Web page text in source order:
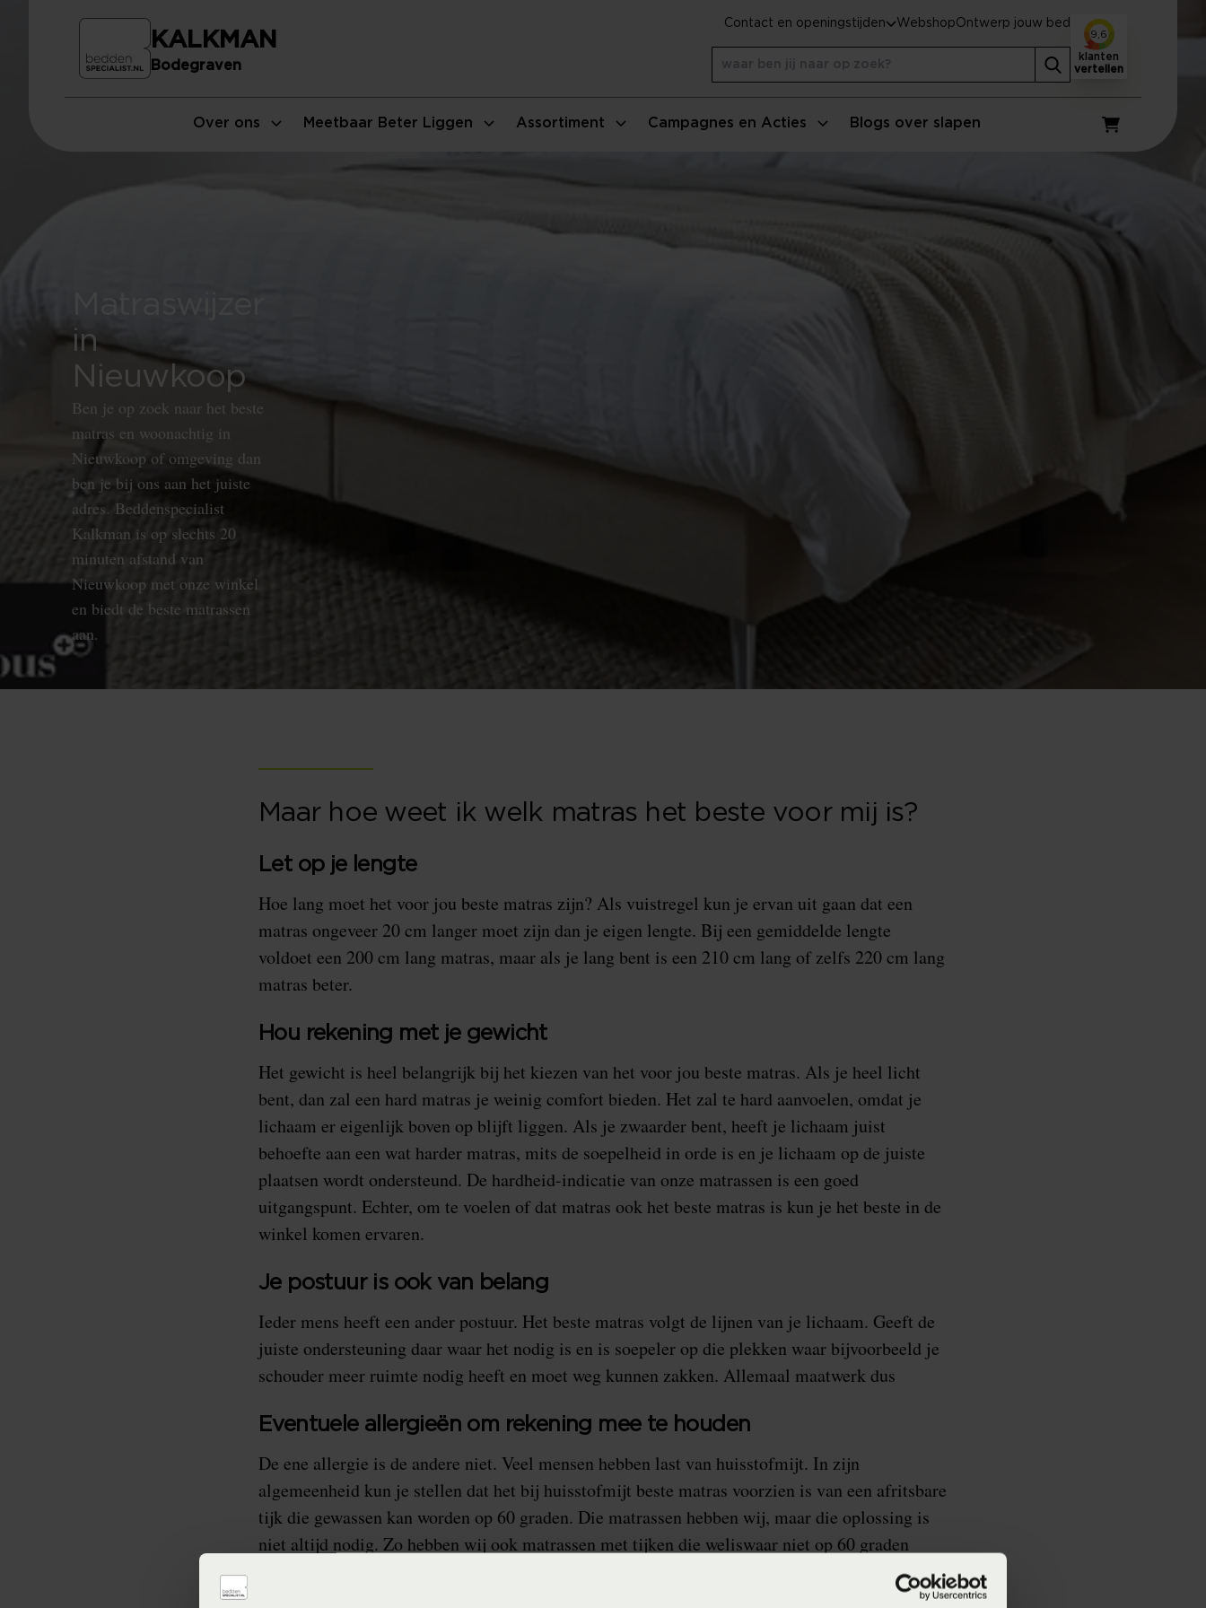
Over ons Meetbaar Beter Liggen Assortiment Campagnes en Acties Blogs over slapen
Winkelwagen
KALKMAN
Bodegraven
Contact en openingstijden WebshopOntwerp jouw bed
9,6
klanten
vertellen
in
Nieuwkoop
Ben je op zoek naar het beste
matras en woonachtig in
Nieuwkoop of omgeving dan
ben je bij ons aan het juiste
adres. Beddenspecialist
Kalkman is op slechts 20
minuten afstand van
Nieuwkoop met onze winkel
en biedt de beste matrassen
aan.
Maar hoe weet ik welk matras het beste voor mij is?
Let op je lengte
Hoe lang moet het voor jou beste matras zijn? Als vuistregel kun je ervan uit gaan dat een
matras ongeveer 20 cm langer moet zijn dan je eigen lengte. Bij een gemiddelde lengte
voldoet een 200 cm lang matras, maar als je lang bent is een 210 cm lang of zelfs 220 cm lang
matras beter.
Hou rekening met je gewicht
Het gewicht is heel belangrijk bij het kiezen van het voor jou beste matras. Als je heel licht
bent, dan zal een hard matras je weinig comfort bieden. Het zal te hard aanvoelen, omdat je
lichaam er eigenlijk boven op blijft liggen. Als je zwaarder bent, heeft je lichaam juist
behoefte aan een wat harder matras, mits de soepelheid in orde is en je lichaam op de juiste
plaatsen wordt ondersteund. De hardheid-indicatie van onze matrassen is een goed
uitgangspunt. Echter, om te voelen of dat matras ook het beste matras is kun je het beste in de
winkel komen ervaren.
Je postuur is ook van belang
Ieder mens heeft een ander postuur. Het beste matras volgt de lijnen van je lichaam. Geeft de
juiste ondersteuning daar waar het nodig is en is soepeler op die plekken waar bijvoorbeeld je
schouder meer ruimte nodig heeft en moet weg kunnen zakken. Allemaal maatwerk dus
Eventuele allergieën om rekening mee te houden
De ene allergie is de andere niet. Veel mensen hebben last van huisstofmijt. In zijn
algemeenheid kun je stellen dat het bij huisstofmijt beste matras voorzien is van een afritsbare
tijk die gewassen kan worden op 60 graden. Die matrassen hebben wij, maar die oplossing is
niet altijd nodig. Zo hebben wij ook matrassen met tijken die weliswaar niet op 60 graden
gewassen kunnen worden, maar waarvan het satijn dusdanig dicht is geweven dat huisstofmijt
geen kans krijgt om zich te settelen. En zo zijn er nog veel meer allergieën die van invloed